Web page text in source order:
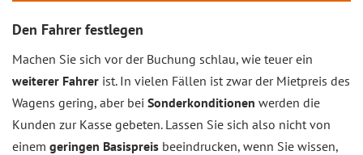
Den Fahrer festlegen
Machen Sie sich vor der Buchung schlau, wie teuer ein
weiterer Fahrer ist. In vielen Fällen ist zwar der Mietpreis des
Wagens gering, aber bei Sonderkonditionen werden die
Kunden zur Kasse gebeten. Lassen Sie sich also nicht von
einem geringen Basispreis beeindrucken, wenn Sie wissen,